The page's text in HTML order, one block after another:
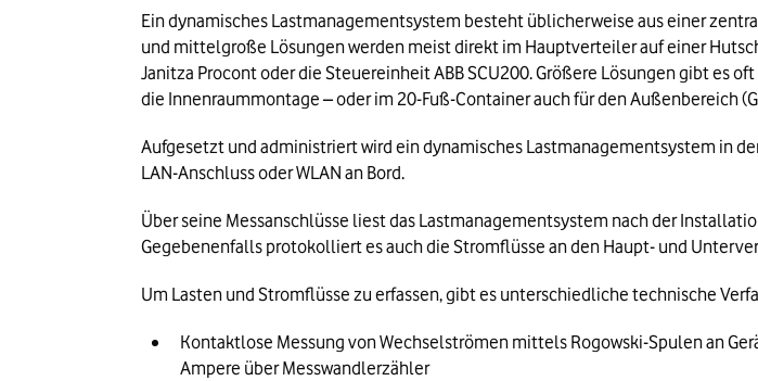
Ein dynamisches Lastmanagementsystem besteht üblicherweise aus einer
und mittelgroße Lösungen werden meist direkt im Hauptverteiler auf einer
Janitza Procont oder die Steuereinheit ABB SCU200. Größere Lösungen gibt es
die Innenraummontage – oder im 20-Fuß-Container auch für den Außenbereich
Aufgesetzt und administriert wird ein dynamisches Lastmanagementsystem in
LAN-Anschluss oder WLAN an Bord.
Über seine Messanschlüsse liest das Lastmanagementsystem nach der
Gegebenenfalls protokolliert es auch die Stromflüsse an den Haupt- und
Um Lasten und Stromflüsse zu erfassen, gibt es unterschiedliche technische
Kontaktlose Messung von Wechselströmen mittels Rogowski-Spulen an
Ampere über Messwandlerzähler